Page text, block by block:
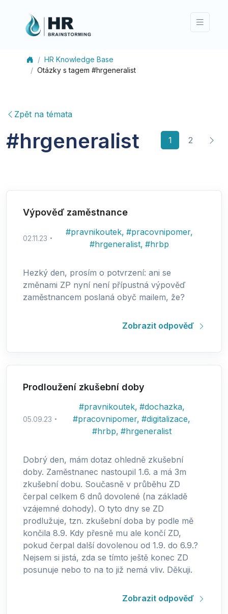
HR Knowledge Base
Otázky s tagem #hrgeneralist
Zpět na témata
#hrgeneralist 1(current)
2
Výpověď zaměstnance
02.11.23
#pravnikoutek, #pracovnipomer,
#hrgeneralist, #hrbp
Hezký den, prosím o potvrzení: ani se
změnami ZP nyní není přípustná výpověď
zaměstnancem poslaná obyč mailem, že?
Zobrazit odpověď
Prodloužení zkušební doby
05.09.23
#pravnikoutek, #dochazka,
#pracovnipomer, #digitalizace,
#hrbp, #hrgeneralist
Dobrý den, mám dotaz ohledně zkušební
doby. Zaměstnanec nastoupil 1.6. a má 3m
zkušební dobu. Současně v průběhu ZD
čerpal celkem 6 dnů dovolené (na základě
vzájemné dohody). O tyto dny se ZD
prodlužuje, tzn. zkušební doba by podle mě
končila 8.9. Kdy přesně mu ale končí ZD,
pokud čerpal další dovolenou od 1.9. do 6.9.?
Nejsem si jistá, zda se tímto ještě konec ZD
posunuje nebo to na to již nemá vliv. Děkuji.
Zobrazit odpověď